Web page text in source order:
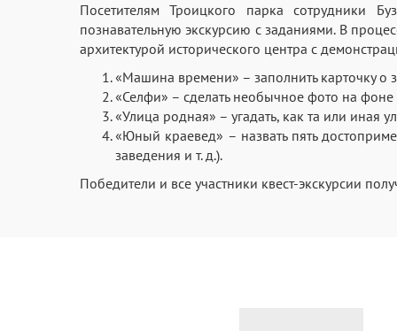
Посетителям Троицкого парка сотрудники
познавательную экскурсию с заданиями. В
архитектурой исторического центра с
«Машина времени» – заполнить карточку о
«Селфи» – сделать необычное фото на
«Улица родная» – угадать, как та или иная
«Юный краевед» – назвать пять
заведения и т. д.).
Победители и все участники квест-экскурсии